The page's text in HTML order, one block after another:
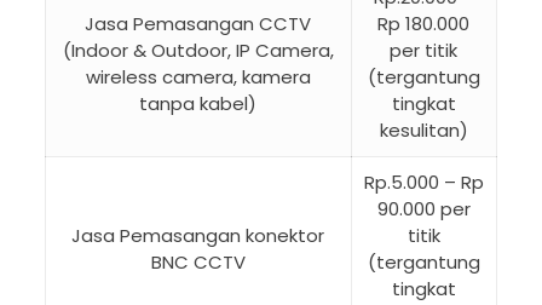
Jasa Pemasangan CCTV
(Indoor & Outdoor, IP Camera,
wireless camera, kamera
tanpa kabel)
Rp 180.000
per titik
(tergantung
tingkat
kesulitan)
Jasa Pemasangan konektor
BNC CCTV
Rp.5.000 – Rp
90.000 per
titik
(tergantung
tingkat